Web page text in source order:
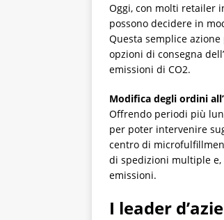
Oggi, con molti retailer
possono decidere in
Questa semplice
opzioni di consegna
emissioni di CO2.
Modifica degli ordini
Offrendo periodi più
per poter intervenire
centro di
di spedizioni multiple
emissioni.
I leader